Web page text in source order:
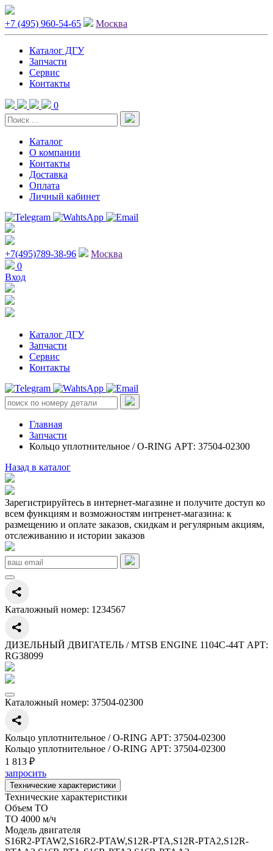
+7 (495) 960-54-65 Москва
Каталог ДГУ
Запчасти
Сервис
Контакты
0
Каталог
О компании
Контакты
Доставка
Оплата
Личный кабинет
+7(495)789-38-96
Москва
0
Вход
Каталог ДГУ
Запчасти
Сервис
Контакты
Главная
Запчасти
Кольцо уплотнительное / O-RING АРТ: 37504-02300
Назад в каталог
Зарегистрируйтесь в интернет-магазине и получите доступ ко
всем функциям и возможностям интренет-магазина: к
размещению и оплате заказов, скидкам и регулярным акциям,
отслеживанию и истории заказов
Каталожный номер: 1234567
ДИЗЕЛЬНЫЙ ДВИГАТЕЛЬ / MTSB ENGINE 1104C-44T АРТ:
RG38099
Каталожный номер: 37504-02300
Кольцо уплотнительное / O-RING АРТ: 37504-02300
Кольцо уплотнительное / O-RING АРТ: 37504-02300
1 813 ₽
запросить
Технические характеристики
Технические характеристики
Объем ТО
ТО 4000 м/ч
Модель двигателя
S16R2-PTAW2,S16R2-PTAW,S12R-PTA,S12R-PTA2,S12R-